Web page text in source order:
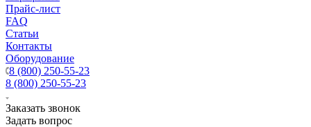
Прайс-лист
FAQ
Статьи
Контакты
Оборудование
8 (800) 250-55-23
8 (800) 250-55-23
Заказать звонок
Задать вопрос